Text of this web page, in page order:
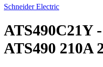
Schneider Electric
ATS490C21Y
ATS490 210A